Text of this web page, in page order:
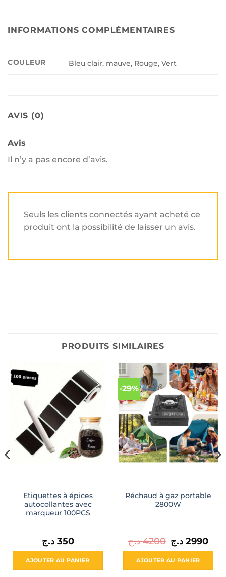
INFORMATIONS COMPLÉMENTAIRES
COULEUR Bleu clair, mauve, Rouge, Vert
AVIS (0)
Avis
Il n’y a pas encore d’avis.
Seuls les clients connectés ayant acheté ce
produit ont la possibilité de laisser un avis.
PRODUITS SIMILAIRES
Etiquettes à épices
autocollantes avec
marqueur 100PCS
350 د.ج
AJOUTER AU PANIER
-29%
Réchaud à gaz portable
2800W
4200 د.ج
Le
prix
initial
était :
2990 د.ج
Le
AJOUTER AU PANIER